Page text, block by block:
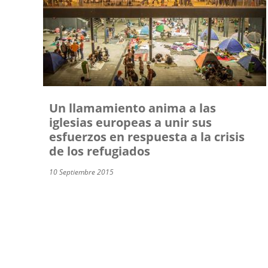
Un llamamiento anima a las
iglesias europeas a unir sus
esfuerzos en respuesta a la crisis
de los refugiados
10 Septiembre 2015